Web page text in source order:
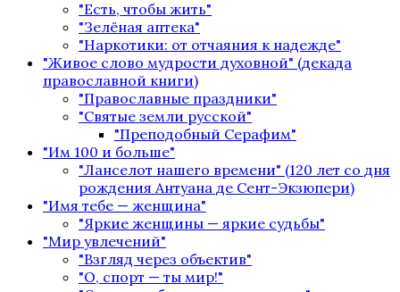
"Есть, чтобы жить"
"Зелёная аптека"
"Наркотики: от отчаяния к надежде"
"Живое слово мудрости духовной" (декада
православной книги)
"Православные праздники"
"Святые земли русской"
"Преподобный Серафим"
"Им 100 и больше"
"Ланселот нашего времени" (120 лет со дня
рождения Антуана де Сент-Экзюпери)
"Имя тебе — женщина"
"Яркие женщины — яркие судьбы"
"Мир увлечений"
"Взгляд через объектив"
"О, спорт — ты мир!"